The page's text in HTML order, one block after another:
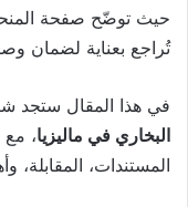
حيث توضّح صفحة المنحة
تُراجع بعناية لضمان
في هذا المقال ستجد
البخاري في ماليزيا،
المستندات، المقابلة،